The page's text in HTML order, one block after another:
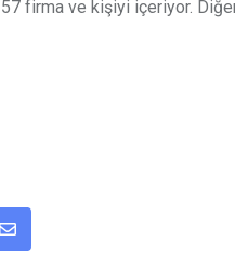
57 firma ve kişiyi içeriyor.
Share